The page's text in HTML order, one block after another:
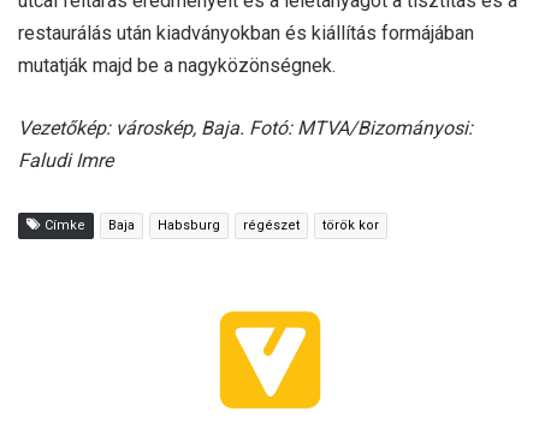
restaurálás után kiadványokban és kiállítás formájában
mutatják majd be a nagyközönségnek.
Vezetőkép: városkép, Baja. Fotó: MTVA/Bizományosi:
Faludi Imre
Címke Baja Habsburg régészet török kor